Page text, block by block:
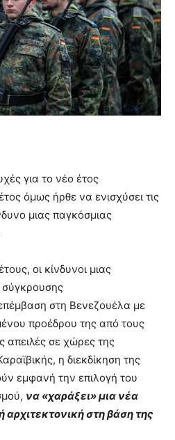
για το νέο έτος
όμως ήρθε να ενισχύσει τις
μιας παγκόσμιας
οι κίνδυνοι μιας
σύγκρουσης
στη Βενεζουέλα με
προέδρου της από τους
απειλές σε χώρες της
η διεκδίκηση της
εμφανή την επιλογή του
να «χαράξει» μια νέα
στη βάση της